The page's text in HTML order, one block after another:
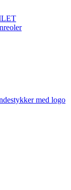
med logo